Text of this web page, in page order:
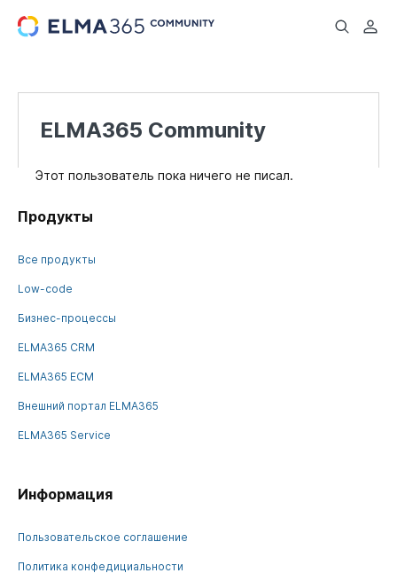
...
ELMA365 Community
Этот пользователь пока ничего не писал.
Продукты
Все продукты
Low-code
Бизнес-процессы
ELMA365 CRM
ELMA365 ECM
Внешний портал ELMA365
ELMA365 Service
Информация
Пользовательское соглашение
Политика конфедициальности